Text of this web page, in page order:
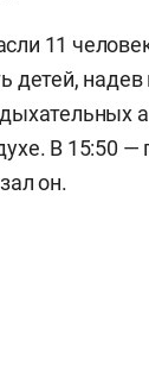
11
детей,
В 15:50 —
он.